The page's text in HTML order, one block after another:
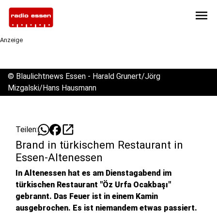
menu
Anzeige
© Blaulichtnews Essen - Harald Grunert/Jörg
Mizgalski/Hans Hausmann
Teilen: open_in_new
Brand in türkischem Restaurant in
Essen-Altenessen
In Altenessen hat es am Dienstagabend im
türkischen Restaurant "Öz Urfa Ocakbaşı"
gebrannt. Das Feuer ist in einem Kamin
ausgebrochen. Es ist niemandem etwas passiert.